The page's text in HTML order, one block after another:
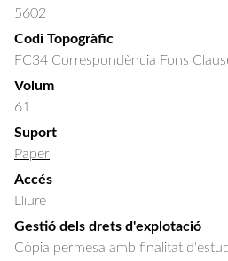
5602
Codi Topogràfic
FC34 Correspondència Fons
Volum
61
Suport
Paper
Accés
Lliure
Gestió dels drets d'explotació
Còpia permesa amb finalitat